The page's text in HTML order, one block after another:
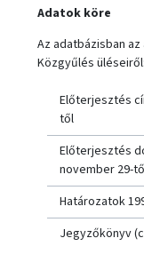
Adatok köre
Az adatbázisban
Közgyűlés üléseiről:
Előterjesztés
től
Előterjesztés
november 29-
Határozatok
Jegyzőkönyv